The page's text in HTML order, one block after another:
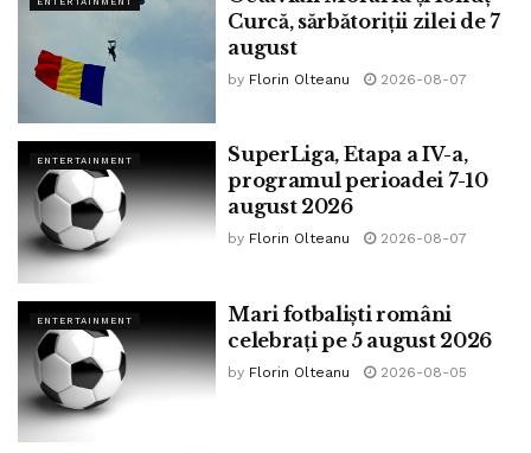
Curcă, sărbătoriții zilei de 7
august
by Florin Olteanu 2026-08-07
ENTERTAINMENT
SuperLiga, Etapa a IV-a,
programul perioadei 7-10
august 2026
by Florin Olteanu 2026-08-07
ENTERTAINMENT
Mari fotbaliști români
celebrați pe 5 august 2026
by Florin Olteanu 2026-08-05